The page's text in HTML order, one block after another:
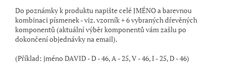
Do poznámky k produktu napište celé JMÉNO a barevnou
kombinaci písmenek - viz. vzorník + 6 vybraných dřevěných
komponentů (aktuální výběr komponentů vám zašlu po
dokončení objednávky na email).
(Příklad: jméno DAVID - D - 46, A - 25, V - 46, I - 25, D - 46)